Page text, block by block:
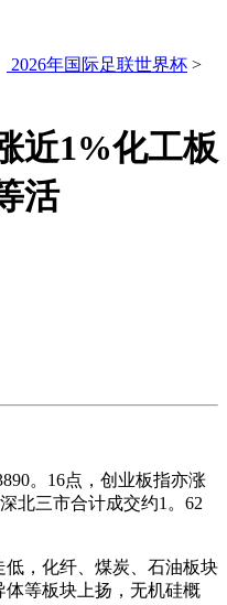
2026年国际足联世界杯 >
近1%化工板
活
。16点，创业板指亦涨
北三市合计成交约1。62
，化纤、煤炭、石油板块
等板块上扬，无机硅概